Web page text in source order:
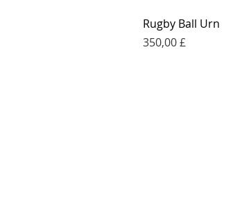
Rugby Ball Urn
Τιμή
350,00 £